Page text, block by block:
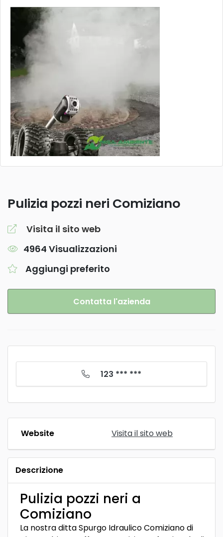
Pulizia pozzi neri Comiziano
Visita il sito web
4964 Visualizzazioni
Aggiungi preferito
Contatta l'azienda
123 *** ***
Website Visita il sito web
Descrizione
Pulizia pozzi neri a
Comiziano
La nostra ditta Spurgo Idraulico Comiziano di